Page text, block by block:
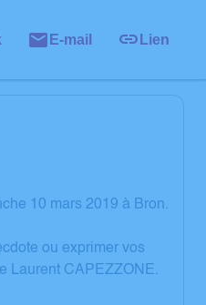
E-mail Lien
10 mars 2019 à Bron.
ou exprimer vos
Laurent CAPEZZONE.